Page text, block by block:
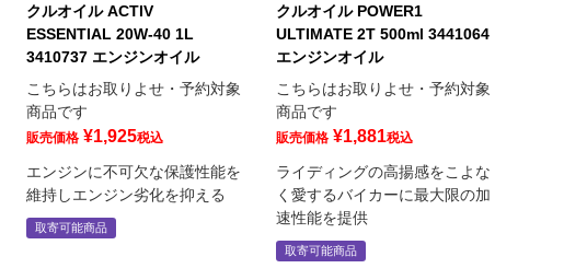
クルオイル ACTIV
ESSENTIAL 20W-40 1L
3410737 エンジンオイル
こちらはお取りよせ・予約対象
商品です
販売価格 ¥1,925税込
エンジンに不可欠な保護性能を
維持しエンジン劣化を抑える
取寄可能商品
クルオイル POWER1
ULTIMATE 2T 500ml 3441064
エンジンオイル
こちらはお取りよせ・予約対象
商品です
販売価格 ¥1,881税込
ライディングの高揚感をこよな
く愛するバイカーに最大限の加
速性能を提供
取寄可能商品